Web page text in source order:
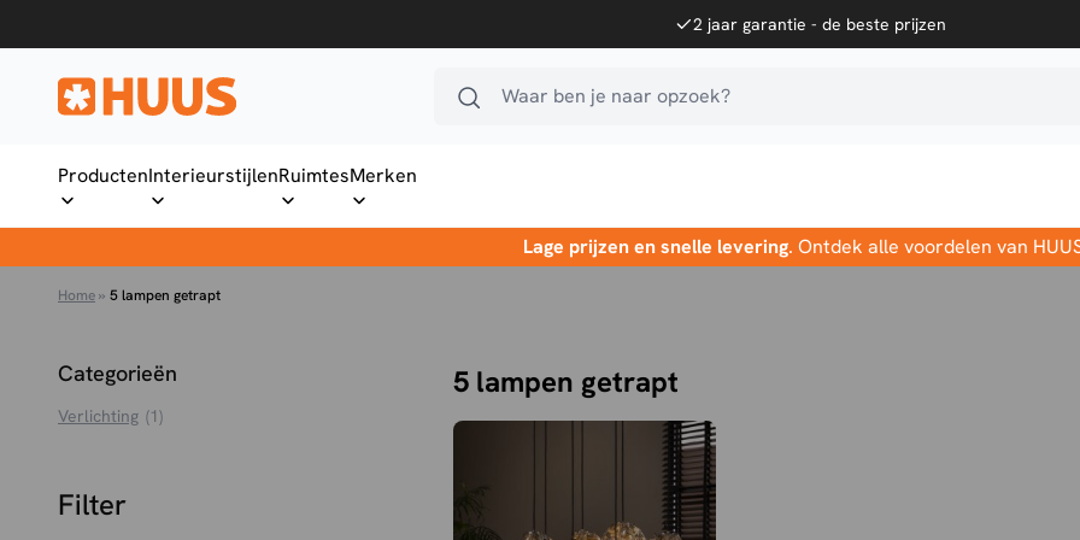
2 jaar garantie - de beste prijzen
Waar ben je naar opzoek?
ProductenInterieurstijlenRuimtesMerken
Lage prijzen en snelle levering. Ontdek alle voordelen van
Home» 5 lampen getrapt
Categorieën
Verlichting (1)
Filter
5 lampen getrapt